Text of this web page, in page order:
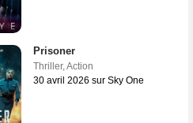
Prisoner
Thriller,Action
30 avril 2026 sur Sky One